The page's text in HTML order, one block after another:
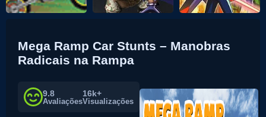
Mega Ramp Car Stunts – Manobras
Radicais na Rampa
9.8
Avaliações
16k+
Visualizações